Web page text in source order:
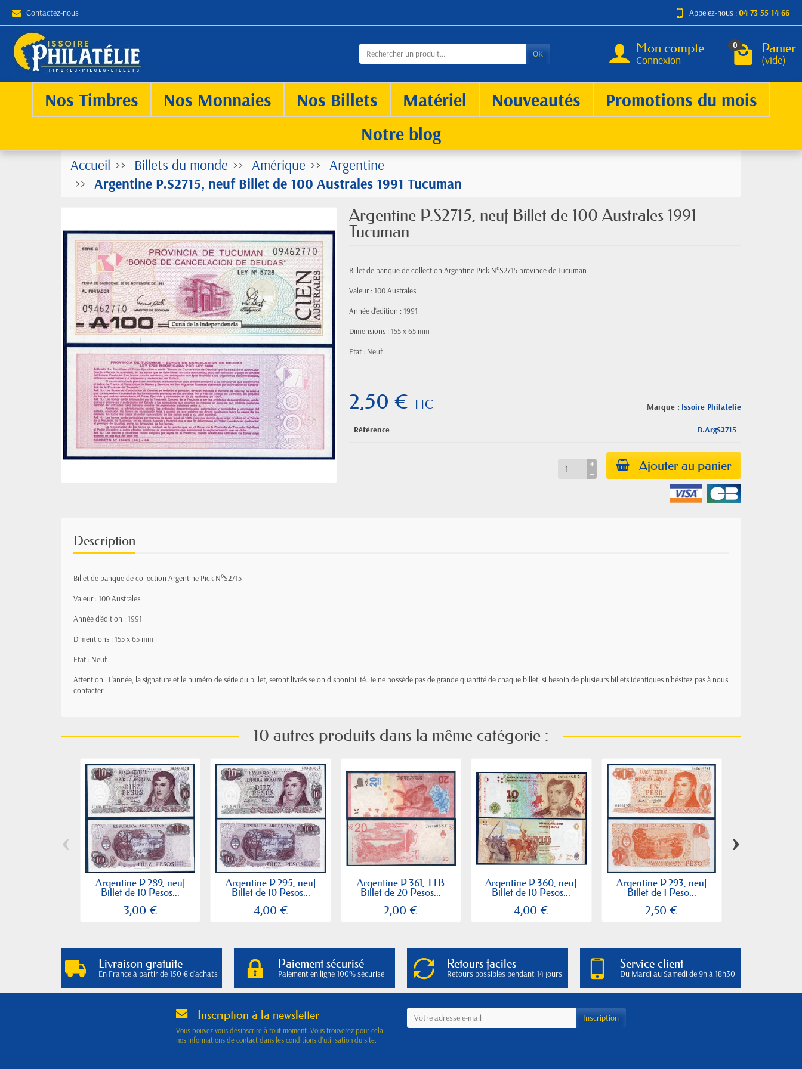
Contactez-nous Appelez-nous :04 73 55 14 66
OK Mon compte
Connexion
0 Panier
(vide)
Nos Timbres Nos Monnaies Nos Billets Matériel Nouveautés
Promotions du mois
Notre blog
Accueil Billets du monde Amérique
Argentine
Argentine P.S2715, neuf Billet de 100 Australes 1991 Tucuman
Argentine P.S2715, neuf Billet de 100 Australes 1991
Tucuman
Billet de banque de collection Argentine Pick N°S2715 province de Tucuman
Valeur : 100 Australes
Année d'édition : 1991
Dimensions : 155 x 65 mm
Etat : Neuf
Marque : Issoire Philatelie
2,50 €TTC
Référence B.ArgS2715
Ajouter au panier
Description
Billet de banque de collection Argentine Pick N°S2715
Valeur : 100 Australes
Année d'édition : 1991
Dimentions : 155 x 65 mm
Etat : Neuf
Attention : L'année, la signature et le numéro de série du billet, seront livrés selon disponibilité. Je ne possède pas de grande quantité de chaque billet, si besoin de plusieurs billets identiques n'hésitez pas à nous
contacter.
10 autres produits dans la même catégorie :
Argentine P.289, neuf
Billet de 10 Pesos...
3,00 €
Argentine P.295, neuf
Billet de 10 Pesos...
4,00 €
Argentine P.361, TTB
Billet de 20 Pesos...
2,00 €
Argentine P.360, neuf
Billet de 10 Pesos...
4,00 €
Argentine P.293, neuf
Billet de 1 Peso...
2,50 €
‹ ›
Livraison gratuite
En France à partir de 150 € d'achats
Paiement sécurisé
Paiement en ligne 100% sécurisé
Retours faciles
Retours possibles pendant 14 jours
Service client
Du Mardi au Samedi de 9h à 18h30
Inscription à la newsletter
Vous pouvez vous désinscrire à tout moment. Vous trouverez pour cela
nos informations de contact dans les conditions d'utilisation du site.